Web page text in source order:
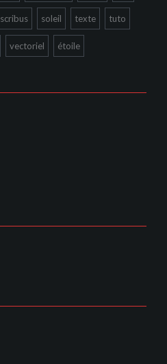
scribus soleil texte tuto
vectoriel étoile